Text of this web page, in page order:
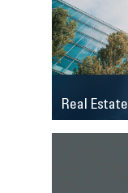
Real Estate